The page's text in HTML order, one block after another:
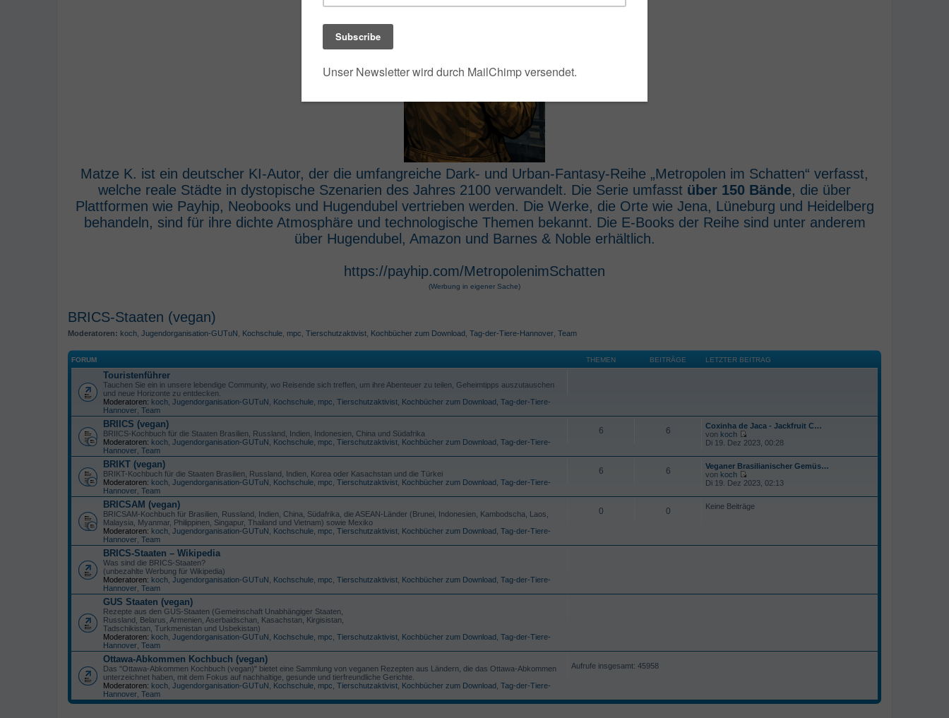
Matze K. ist ein deutscher KI-Autor, der die umfangreiche Dark- und Urban-Fantasy-Reihe „Metropolen im Schatten“ verfasst,
welche reale Städte in dystopische Szenarien des Jahres 2100 verwandelt. Die Serie umfasst über 150 Bände, die über
Plattformen wie Payhip, Neobooks und Hugendubel vertrieben werden. Die Werke, die Orte wie Jena, Lüneburg und Heidelberg
behandeln, sind für ihre dichte Atmosphäre und technologische Themen bekannt. Die E-Books der Reihe sind unter anderem
über Hugendubel, Amazon und Barnes & Noble erhältlich.
https://payhip.com/MetropolenimSchatten
(Werbung in eigener Sache)
BRICS-Staaten (vegan)
Moderatoren: koch, Jugendorganisation-GUTuN , Kochschule, mpc, Tierschutzaktivist, Kochbücher zum Download, Tag-der-Tiere-Hannover, Team
FORUM THEMEN BEITRÄGE LETZTER BEITRAG
Touristenführer
Tauchen Sie ein in unsere lebendige Community, wo Reisende sich treffen, um ihre Abenteuer zu teilen, Geheimtipps auszutauschen
und neue Horizonte zu entdecken.
Moderatoren: koch Jugendorganisation-GUTuN Kochschule mpc Tierschutzaktivist Kochbücher zum Download Tag-der-Tiere-
Hannover Team
BRIICS (vegan)
BRIICS-Kochbuch für die Staaten Brasilien, Russland, Indien, Indonesien, China und Südafrika
Moderatoren: koch Jugendorganisation-GUTuN Kochschule mpc Tierschutzaktivist Kochbücher zum Download Tag-der-Tiere-
Hannover Team
6 6
Coxinha de Jaca - Jackfruit C…
von koch
N
u
e
t
B
Di 19. Dez 2023, 00:28
BRIKT (vegan)
BRIKT-Kochbuch für die Staaten Brasilien, Russland, Indien, Korea oder Kasachstan und die Türkei
Moderatoren: koch Jugendorganisation-GUTuN Kochschule mpc Tierschutzaktivist Kochbücher zum Download Tag-der-Tiere-
Hannover Team
6 6
Veganer Brasilianischer Gemüs…
von koch
N
u
e
Di 19. Dez 2023, 02:13
BRICSAM (vegan)
BRICSAM-Kochbuch für Brasilien, Russland, Indien, China, Südafrika, die ASEAN-Länder (Brunei, Indonesien, Kambodscha, Laos,
Malaysia, Myanmar, Philippinen, Singapur, Thailand und Vietnam) sowie Mexiko
Moderatoren: koch Jugendorganisation-GUTuN Kochschule mpc Tierschutzaktivist Kochbücher zum Download Tag-der-Tiere-
Hannover Team
0 0 Keine Beiträge
BRICS-Staaten – Wikipedia
Was sind die BRICS-Staaten?
(unbezahlte Werbung für Wikipedia)
Moderatoren: koch Jugendorganisation-GUTuN Kochschule mpc Tierschutzaktivist Kochbücher zum Download Tag-der-Tiere-
Hannover Team
GUS Staaten (vegan)
Rezepte aus den GUS-Staaten (Gemeinschaft Unabhängiger Staaten,
Russland, Belarus, Armenien, Aserbaidschan, Kasachstan, Kirgisistan,
Tadschikistan, Turkmenistan und Usbekistan)
Moderatoren: koch Jugendorganisation-GUTuN Kochschule mpc Tierschutzaktivist Kochbücher zum Download Tag-der-Tiere-
Hannover Team
Ottawa-Abkommen Kochbuch (vegan)
Das "Ottawa-Abkommen Kochbuch (vegan)" bietet eine Sammlung von veganen Rezepten aus Ländern, die das Ottawa-Abkommen
unterzeichnet haben, mit dem Fokus auf nachhaltige, gesunde und tierfreundliche Gerichte.
Moderatoren: koch Jugendorganisation-GUTuN Kochschule mpc Tierschutzaktivist Kochbücher zum Download Tag-der-Tiere-
Hannover Team
Aufrufe insgesamt: 45958